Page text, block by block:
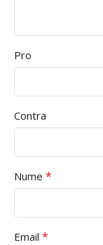
Pro
Contra
Nume *
Email *